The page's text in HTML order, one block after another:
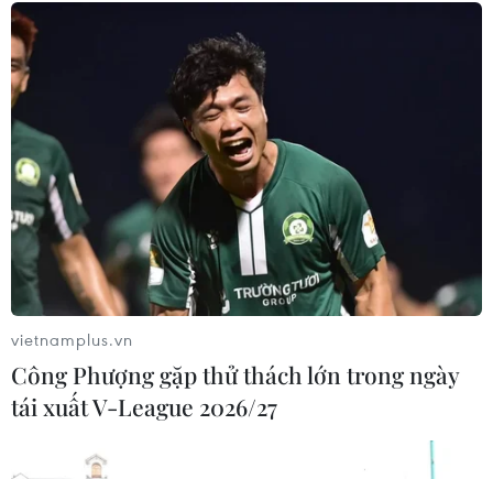
vietnamplus.vn
Công Phượng gặp thử thách lớn trong ngày
tái xuất V-League 2026/27